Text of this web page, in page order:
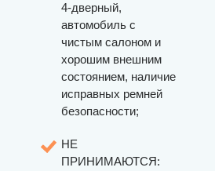
4-дверный,
автомобиль с
чистым салоном и
хорошим внешним
состоянием, наличие
исправных ремней
безопасности;
НЕ
ПРИНИМАЮТСЯ: